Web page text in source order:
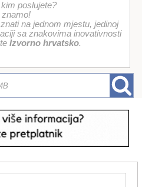
poslujete?
znamo!
na jednom mjestu, jedinoj
sa znakovima inovativnosti
Izvorno hrvatsko.